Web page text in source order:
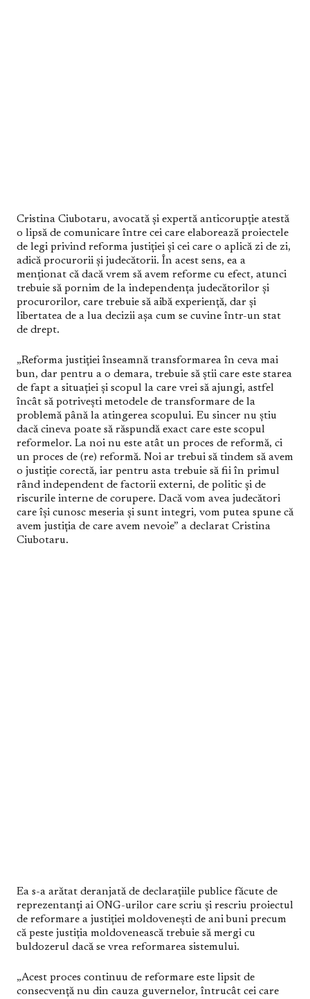
Cristina Ciubotaru, avocată și expertă anticorupție atestă
o lipsă de comunicare între cei care elaborează proiectele
de legi privind reforma justiției și cei care o aplică zi de zi,
adică procurorii și judecătorii. În acest sens, ea a
menționat că dacă vrem să avem reforme cu efect, atunci
trebuie să pornim de la independența judecătorilor și
procurorilor, care trebuie să aibă experiență, dar și
libertatea de a lua decizii așa cum se cuvine într-un stat
de drept.
„Reforma justiției înseamnă transformarea în ceva mai
bun, dar pentru a o demara, trebuie să știi care este starea
de fapt a situației și scopul la care vrei să ajungi, astfel
încât să potrivești metodele de transformare de la
problemă până la atingerea scopului. Eu sincer nu știu
dacă cineva poate să răspundă exact care este scopul
reformelor. La noi nu este atât un proces de reformă, ci
un proces de (re) reformă. Noi ar trebui să tindem să avem
o justiție corectă, iar pentru asta trebuie să fii în primul
rând independent de factorii externi, de politic și de
riscurile interne de corupere. Dacă vom avea judecători
care își cunosc meseria și sunt integri, vom putea spune că
avem justiția de care avem nevoie” a declarat Cristina
Ciubotaru.
Ea s-a arătat deranjată de declarațiile publice făcute de
reprezentanți ai ONG-urilor care scriu și rescriu proiectul
de reformare a justiției moldovenești de ani buni precum
că peste justiția moldovenească trebuie să mergi cu
buldozerul dacă se vrea reformarea sistemului.
„Acest proces continuu de reformare este lipsit de
consecvență nu din cauza guvernelor, întrucât cei care